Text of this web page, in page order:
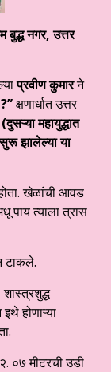
बुद्ध नगर, उत्तर
प्रवीण कुमारने
क्षणार्धात उत्तर
महायुद्धात
झालेल्या या
होता. खेळांची आवड
पाय त्याला त्रास
टाकले.
होणाऱ्या
०७ मीटरची उडी